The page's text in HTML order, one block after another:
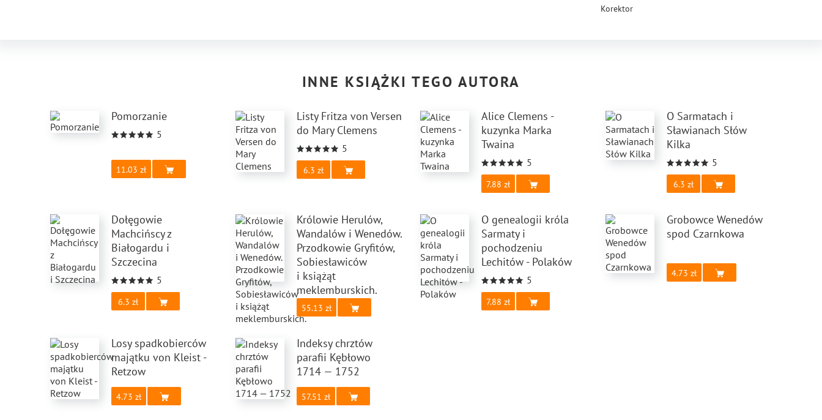
Korektor
INNE KSIĄŻKI TEGO AUTORA
Pomorzanie
5
11.03
Listy Fritza von Versen
do Mary Clemens
5
6.3
Alice Clemens -
kuzynka Marka
Twaina
5
7.88
O Sarmatach i
Sławianach Słów
Kilka
5
6.3
Dołęgowie
Machcińscy z
Białogardu i
Szczecina
5
6.3
Królowie Herulów,
Wandalów i Wenedów.
Przodkowie Gryfitów,
Sobiesławiców
i książąt
meklemburskich.
55.13
O genealogii króla
Sarmaty i
pochodzeniu
Lechitów - Polaków
5
7.88
Grobowce Wenedów
spod Czarnkowa
4.73
Losy spadkobierców
majątku von Kleist -
Retzow
4.73
Indeksy chrztów
parafii Kębłowo
1714 — 1752
57.51